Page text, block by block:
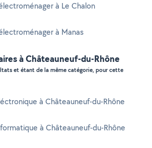
à Le Chalon
à Manas
à Châteauneuf-du-Rhône
et étant de la même catégorie, pour cette
à Châteauneuf-du-Rhône
à Châteauneuf-du-Rhône